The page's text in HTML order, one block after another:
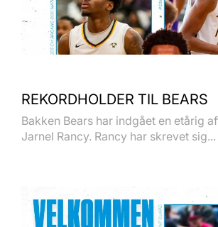
REKORDHOLDER TIL BEARS
Bakken Bears har indgået en etårig
Jarnel Rancy. Rancy har skrevet sig...